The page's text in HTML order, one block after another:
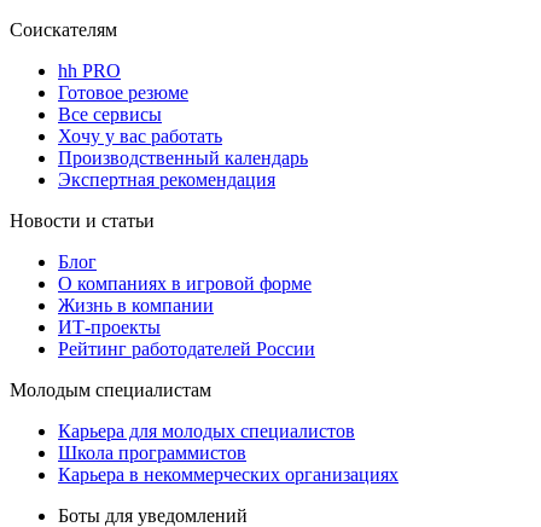
Соискателям
hh PRO
Готовое резюме
Все сервисы
Хочу у вас работать
Производственный календарь
Экспертная рекомендация
Новости и статьи
Блог
О компаниях в игровой форме
Жизнь в компании
ИТ-проекты
Рейтинг работодателей России
Молодым специалистам
Карьера для молодых специалистов
Школа программистов
Карьера в некоммерческих организациях
Боты для уведомлений